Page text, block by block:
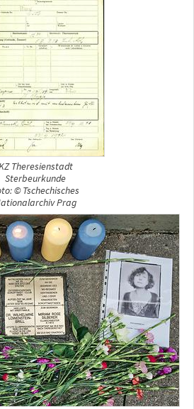
Theresienstadt
Sterbeurkunde
© Tschechisches
Prag